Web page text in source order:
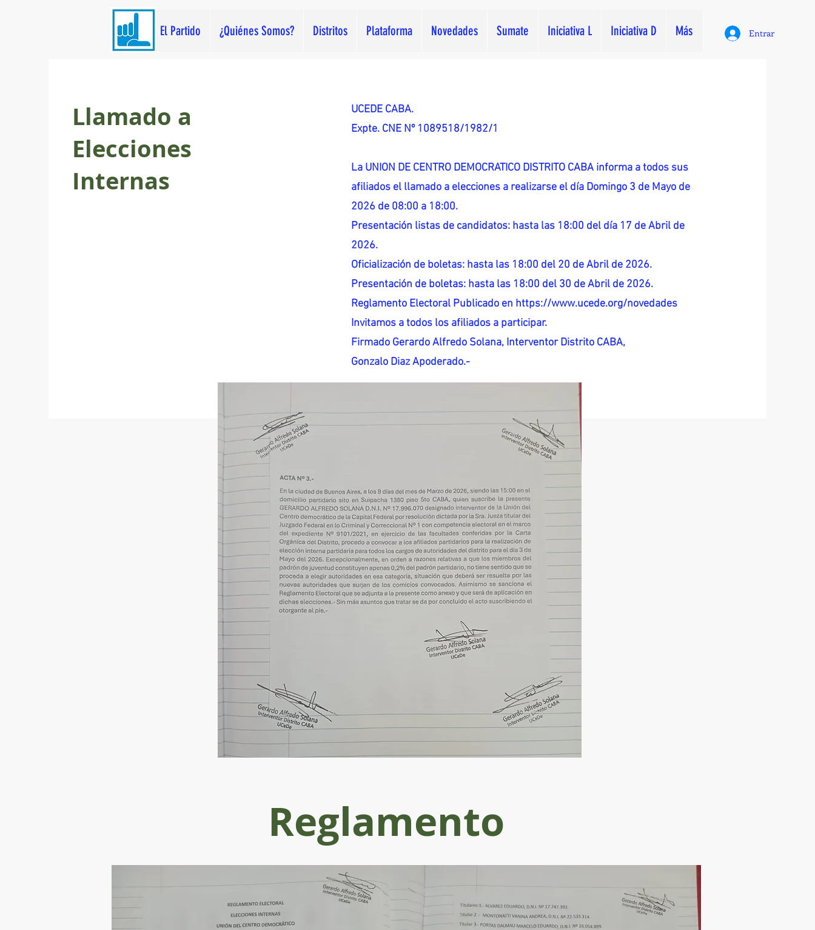
El Partido ¿Quiénes Somos? Distritos Plataforma Novedades Sumate Iniciativa L Iniciativa D Más Entrar
Llamado a
Elecciones
Internas
UCEDE CABA.
Expte. CNE Nº 1089518/1982/1
La UNION DE CENTRO DEMOCRATICO DISTRITO CABA informa a todos sus
afiliados el llamado a elecciones a realizarse el día Domingo 3 de Mayo de
2026 de 08:00 a 18:00.
Presentación listas de candidatos: hasta las 18:00 del día 17 de Abril de
2026.
Oficialización de boletas: hasta las 18:00 del 20 de Abril de 2026.
Presentación de boletas: hasta las 18:00 del 30 de Abril de 2026.
Reglamento Electoral Publicado en https://www.ucede.org/novedades
Invitamos a todos los afiliados a participar.
Firmado Gerardo Alfredo Solana, Interventor Distrito CABA,
Gonzalo Diaz Apoderado.-
Reglamento